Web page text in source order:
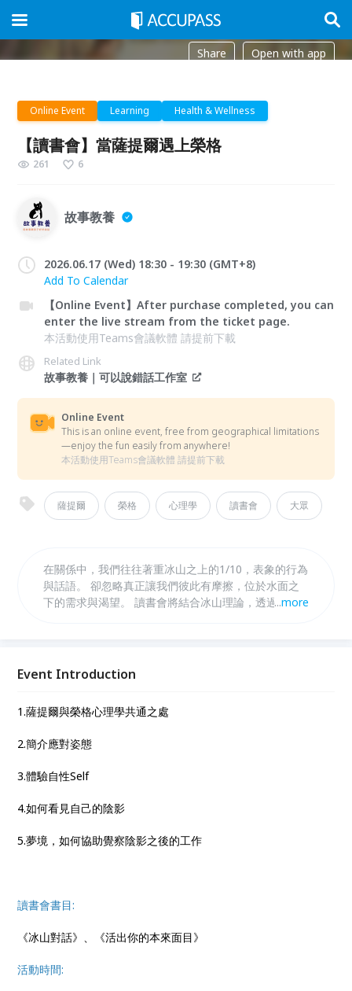
Share Open with app
Online Event Learning Health & Wellness
【讀書會】當薩提爾遇上榮格
261 6
故事教養
2026.06.17 (Wed) 18:30 - 19:30 (GMT+8)
Add To Calendar
【Online Event】After purchase completed, you can
enter the live stream from the ticket page.
本活動使用Teams會議軟體 請提前下載
Related Link
故事教養｜可以說錯話工作室
Online Event
This is an online event, free from geographical limitations
—enjoy the fun easily from anywhere!
本活動使用Teams會議軟體 請提前下載
薩提爾 榮格 心理學 讀書會 大眾
在關係中，我們往往著重冰山之上的1/10，表象的行為
與話語。 卻忽略真正讓我們彼此有摩擦，位於水面之
下的需求與渴望。 讀書會將結合冰山理論，透過榮格
...more
Event Introduction
1.薩提爾與榮格心理學共通之處
2.簡介應對姿態
3.體驗自性Self
4.如何看見自己的陰影
5.夢境，如何協助覺察陰影之後的工作
讀書會書目:
《冰山對話》、《活出你的本來面目》
活動時間: